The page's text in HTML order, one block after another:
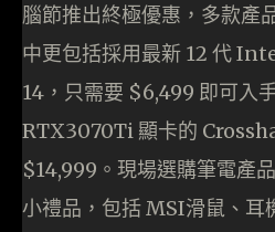
腦節推出終極優惠，多款產
中更包括採用最新 12 代
14，只需要 $6,499 即可入
RTX3070Ti 顯卡的
$14,999。現場選購筆電產
小禮品，包括 MSI滑鼠、耳